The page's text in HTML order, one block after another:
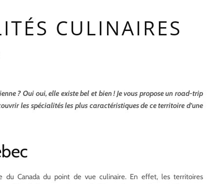
CULINAIRES
? Oui oui, elle existe bel et bien ! Je vous propose un road-trip
les spécialités les plus caractéristiques de ce territoire d’une
du Canada du point de vue culinaire. En effet, les territoires